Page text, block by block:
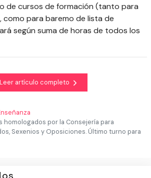
de cursos de formación (tanto para
como para baremo de lista de
según suma de horas de todos los
Leer artículo completo
homologados por la Consejería para
Sexenios y Oposiciones. Último turno para